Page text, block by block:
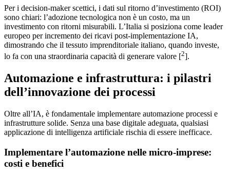
Per i decision-maker scettici, i dati sul ritorno d’investimento (ROI)
sono chiari: l’adozione tecnologica non è un costo, ma un
investimento con ritorni misurabili. L’Italia si posiziona come leader
europeo per incremento dei ricavi post-implementazione IA,
dimostrando che il tessuto imprenditoriale italiano, quando investe,
lo fa con una straordinaria capacità di generare valore [2].
Automazione e infrastruttura: i pilastri
dell’innovazione dei processi
Oltre all’IA, è fondamentale implementare automazione processi e
infrastrutture solide. Senza una base digitale adeguata, qualsiasi
applicazione di intelligenza artificiale rischia di essere inefficace.
Implementare l’automazione nelle micro-imprese:
costi e benefici